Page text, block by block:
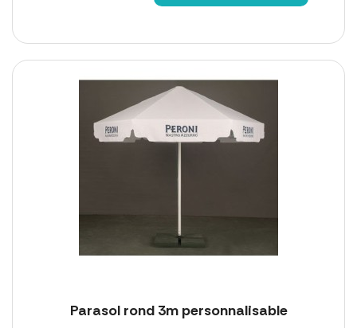
Parasol rond 3m personnalisable